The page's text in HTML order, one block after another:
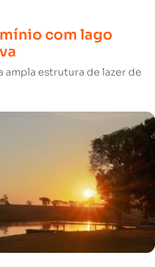
com lago
ampla estrutura de lazer de